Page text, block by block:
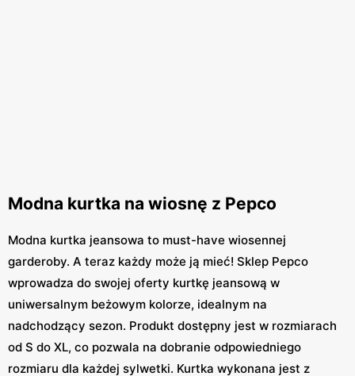
Modna kurtka na wiosnę z Pepco
Modna kurtka jeansowa to must-have wiosennej
garderoby. A teraz każdy może ją mieć! Sklep Pepco
wprowadza do swojej oferty kurtkę jeansową w
uniwersalnym beżowym kolorze, idealnym na
nadchodzący sezon. Produkt dostępny jest w rozmiarach
od S do XL, co pozwala na dobranie odpowiedniego
rozmiaru dla każdej sylwetki. Kurtka wykonana jest z